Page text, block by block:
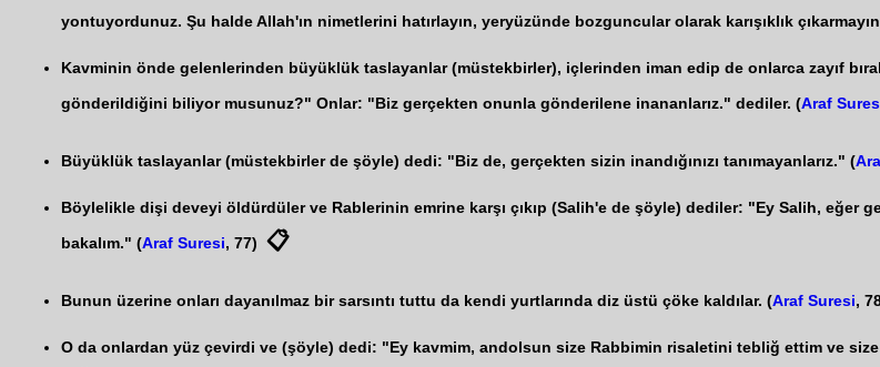
yontuyordunuz. Şu halde Allah'ın nimetlerini hatırlayın, yeryüzünde bozguncular olarak karışıklık
Kavminin önde gelenlerinden büyüklük taslayanlar (müstekbirler), içlerinden iman edip de onlarca zayıf
gönderildiğini biliyor musunuz?" Onlar: "Biz gerçekten onunla gönderilene inananlarız." dediler. (Araf
Büyüklük taslayanlar (müstekbirler de şöyle) dedi: "Biz de, gerçekten sizin inandığınızı tanımayanlarız." (
Böylelikle dişi deveyi öldürdüler ve Rablerinin emrine karşı çıkıp (Salih'e de şöyle) dediler: "Ey Salih,
bakalım." (Araf Suresi, 77) 📋
Bunun üzerine onları dayanılmaz bir sarsıntı tuttu da kendi yurtlarında diz üstü çöke kaldılar. (Araf Suresi,
O da onlardan yüz çevirdi ve (şöyle) dedi: "Ey kavmim, andolsun size Rabbimin risaletini tebliğ ettim ve